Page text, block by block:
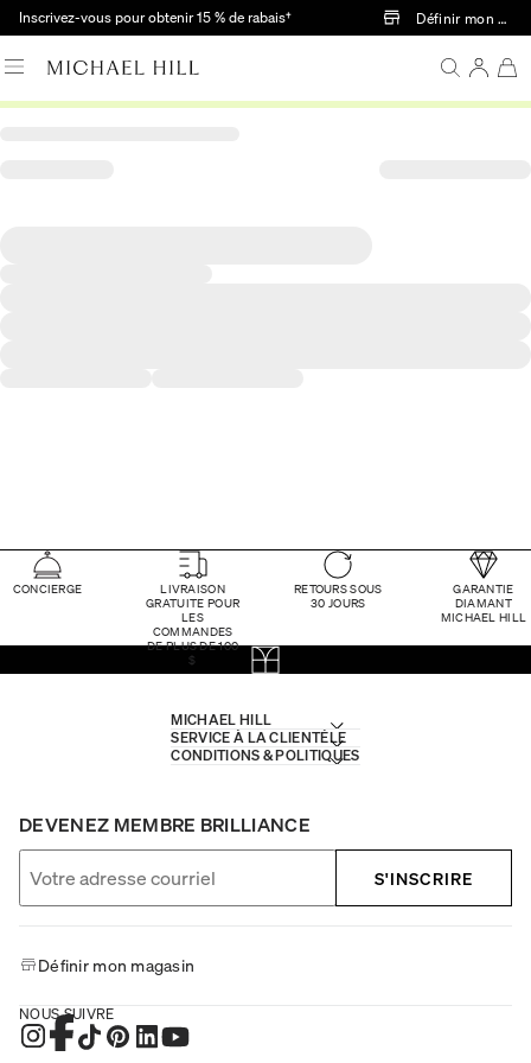
Passer au contenu principal
Inscrivez-vous pour obtenir 15 % de rabais† Définir mon
CONCIERGE
LIVRAISON
GRATUITE POUR
LES
COMMANDES
DE PLUS DE 100
$
RETOURS SOUS
30 JOURS
GARANTIE
DIAMANT
MICHAEL HILL
MICHAEL HILL
SERVICE À LA CLIENTÈLE
CONDITIONS & POLITIQUES
DEVENEZ MEMBRE BRILLIANCE
S'INSCRIRE
Définir mon magasin
NOUS SUIVRE